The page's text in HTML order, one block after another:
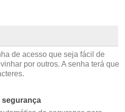
de acesso que seja fácil de
por outros. A senha terá que